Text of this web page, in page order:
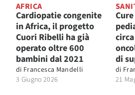
AFRICA
Cardiopatie congenite
in Africa, il progetto
Cuori Ribelli ha già
operato oltre 600
bambini dal 2021
di Francesca Mandelli
3 Giugno 2026
di
di
21